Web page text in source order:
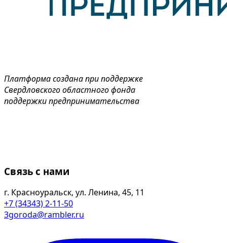
Платформа создана при поддержке
Свердловского областного фонда
поддержки предпринимательства
Связь с нами
г. Красноуральск, ул. Ленина, 45, 11
+7 (34343) 2-11-50
3goroda@rambler.ru